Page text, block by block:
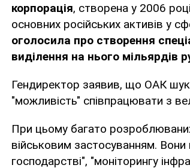
корпорація, створена у 2006
основних російських активів у
оголосила про створення
виділення на нього мільярдів
Гендиректор заявив, що ОАК
"можливість" співпрацювати з
При цьому багато
військовим застосуванням.
господарстві", "моніторингу